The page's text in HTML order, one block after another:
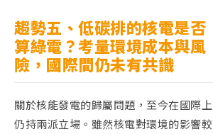
趨勢五、低碳排的核電是否
算綠電？考量環境成本與風
險，國際間仍未有共識
關於核能發電的歸屬問題，至今在國際上
仍持兩派立場。雖然核電對環境的影響較